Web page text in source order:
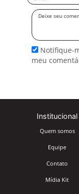
Deixe
Notifique-
meu
Institucional
Quem somos
Equipe
Contato
Mídia Kit